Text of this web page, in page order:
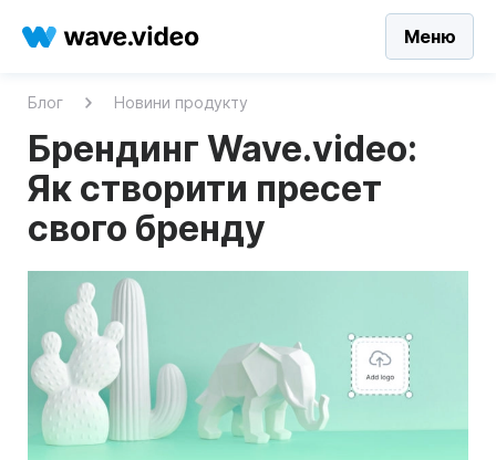
Меню
Блог Новини продукту
Брендинг Wave.video:
Як створити пресет
свого бренду